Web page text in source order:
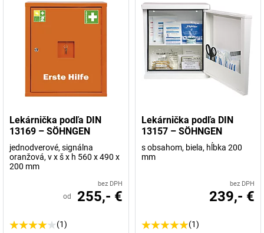
Lekárnička podľa DIN
13169 – SÖHNGEN
jednodverové, signálna
oranžová, v x š x h 560 x 490 x
200 mm
bez DPH
od 255,- €
(1)
Lekárnička podľa DIN
13157 – SÖHNGEN
s obsahom, biela, hĺbka 200
mm
bez DPH
239,- €
(1)